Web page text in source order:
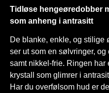
Tidløse hengeøredobber
som anheng i antrasitt
De blanke, enkle, og stilige
ser ut som en sølvringer,
samt nikkel-frie. Ringen
krystall som glimrer i
Har du overfølsom hud er